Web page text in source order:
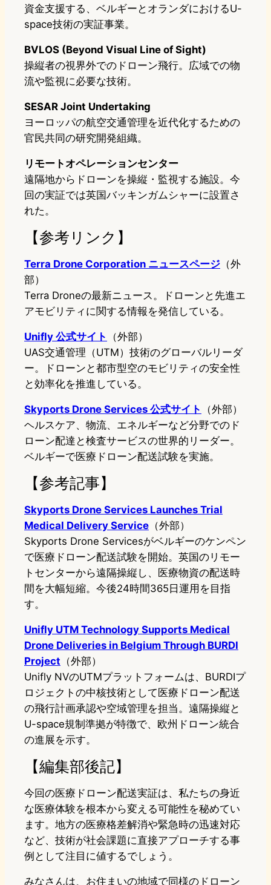
資金支援する、ベルギーとオランダにおけるU-
space技術の実証事業。
BVLOS (Beyond Visual Line of Sight)
操縦者の視界外でのドローン飛行。広域での物
流や監視に必要な技術。
SESAR Joint Undertaking
ヨーロッパの航空交通管理を近代化するための
官民共同の研究開発組織。
リモートオペレーションセンター
遠隔地からドローンを操縦・監視する施設。今
回の実証では英国バッキンガムシャーに設置さ
れた。
【参考リンク】
Terra Drone Corporation ニュースページ （外
部）
Terra Droneの最新ニュース。ドローンと先進エ
アモビリティに関する情報を発信している。
Unifly 公式サイト
（外部）
UAS交通管理（UTM）技術のグローバルリーダ
ー。ドローンと都市型空のモビリティの安全性
と効率化を推進している。
Skyports Drone Services 公式サイト
（外部）
ヘルスケア、物流、エネルギーなど分野でのド
ローン配達と検査サービスの世界的リーダー。
ベルギーで医療ドローン配送試験を実施。
【参考記事】
Skyports Drone Services Launches Trial
Medical Delivery Service （外部）
Skyports Drone Servicesがベルギーのケンペン
で医療ドローン配送試験を開始。英国のリモー
トセンターから遠隔操縦し、医療物資の配送時
間を大幅短縮。今後24時間365日運用を目指
す。
Unifly UTM Technology Supports Medical
Drone Deliveries in Belgium Through BURDI
Project （外部）
Unifly NVのUTMプラットフォームは、BURDIプ
ロジェクトの中核技術として医療ドローン配送
の飛行計画承認や空域管理を担当。遠隔操縦と
U-space規制準拠が特徴で、欧州ドローン統合
の進展を示す。
【編集部後記】
今回の医療ドローン配送実証は、私たちの身近
な医療体験を根本から変える可能性を秘めてい
ます。地方の医療格差解消や緊急時の迅速対応
など、技術が社会課題に直接アプローチする事
例として注目に値するでしょう。
みなさんは、お住まいの地域で同様のドローン